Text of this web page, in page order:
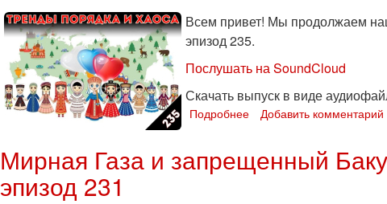
хаоса»,
эпизод
Всем привет! Мы продолжаем
эпизод 235.
Послушать на SoundCloud
Скачать выпуск в виде
Подробнее
«Тренды
порядка
Добавить комментарий
Мирная Газа и запрещенный
эпизод 231